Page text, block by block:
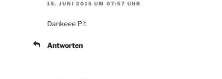
15. JUNI 2015 UM 07:57 UHR
Dankeee Pit.
Antworten